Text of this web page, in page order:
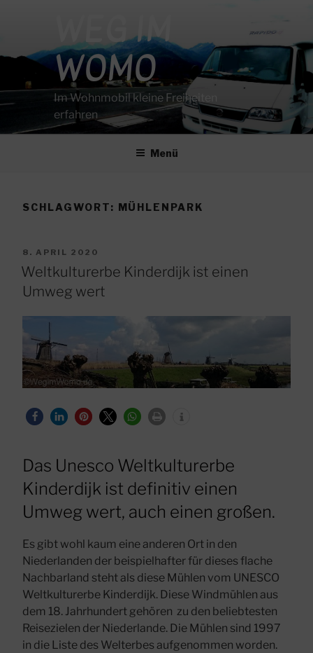
WEG IM
WOMO
Im Wohnmobil kleine Freiheiten
erfahren
Menü
SCHLAGWORT: MÜHLENPARK
VERÖFFENTLICHT
AM
8. APRIL 2020
Weltkulturerbe Kinderdijk ist einen
Umweg wert
Das Unesco Weltkulturerbe
Kinderdijk ist definitiv einen
Umweg wert, auch einen großen.
Es gibt wohl kaum eine anderen Ort in den
Niederlanden der beispielhafter für dieses flache
Nachbarland steht als diese Mühlen vom UNESCO
Weltkulturerbe Kinderdijk. Diese Windmühlen aus
dem 18. Jahrhundert gehören zu den beliebtesten
Reisezielen der Niederlande. Die Mühlen sind 1997
in die Liste des Welterbes aufgenommen worden.